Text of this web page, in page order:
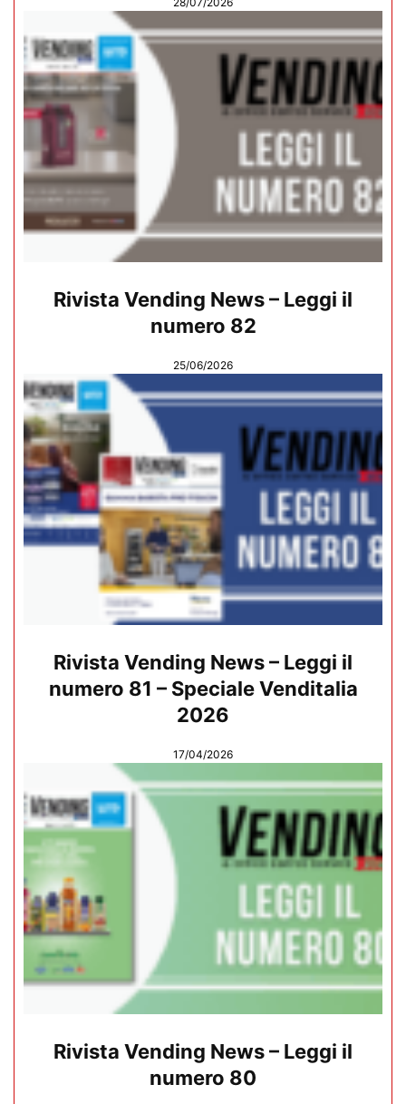
Rivista Vending News – Leggi il
numero 82
25/06/2026
Rivista Vending News – Leggi il
numero 81 – Speciale Venditalia
2026
17/04/2026
Rivista Vending News – Leggi il
numero 80